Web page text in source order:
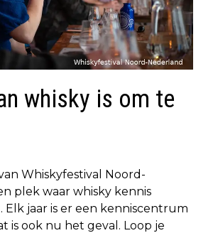
whisky is om te
Whiskyfestival Noord-
plek waar whisky kennis
jaar is er een kenniscentrum
is ook nu het geval. Loop je